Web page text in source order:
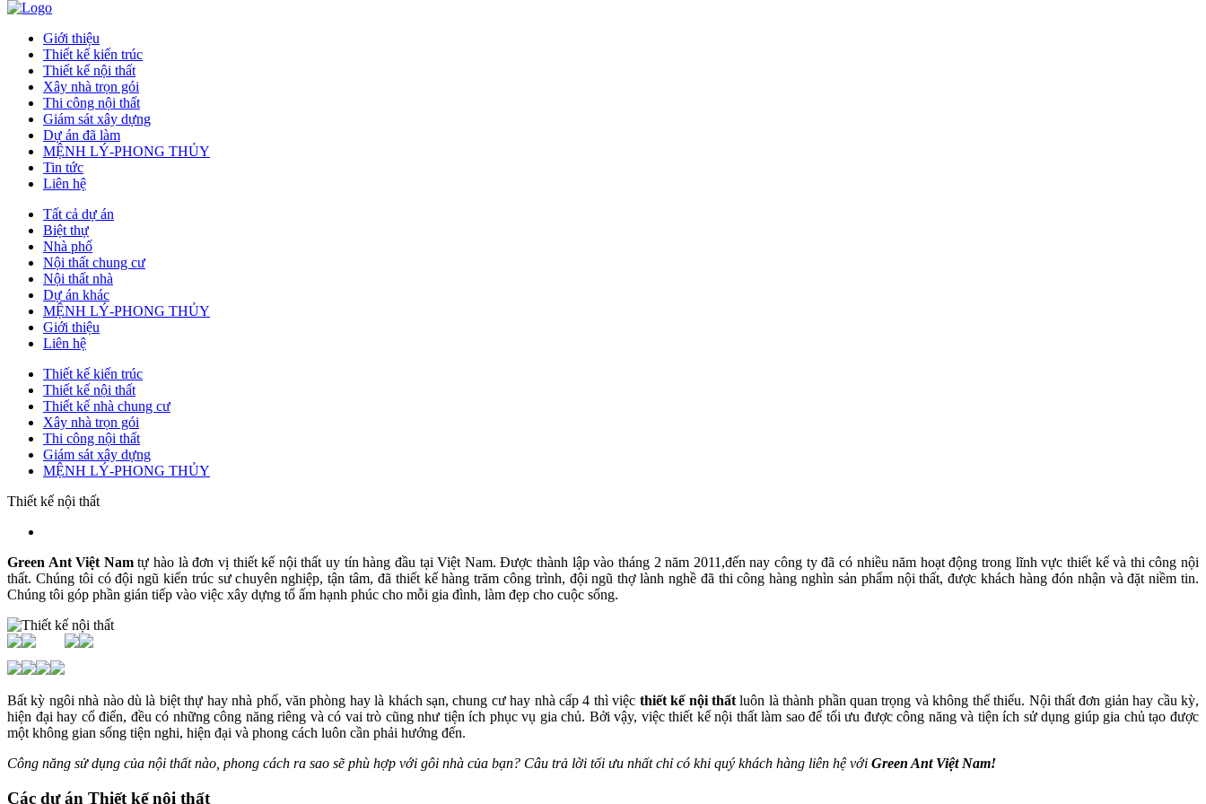
Giới thiệu
Thiết kế kiến trúc
Thiết kế nội thất
Xây nhà trọn gói
Thi công nội thất
Giám sát xây dựng
Dự án đã làm
MỆNH LÝ-PHONG THỦY
Tin tức
Liên hệ
Tất cả dự án
Biệt thự
Nhà phố
Nội thất chung cư
Nội thất nhà
Dự án khác
MỆNH LÝ-PHONG THỦY
Giới thiệu
Liên hệ
Thiết kế kiến trúc
Thiết kế nội thất
Thiết kế nhà chung cư
Xây nhà trọn gói
Thi công nội thất
Giám sát xây dựng
MỆNH LÝ-PHONG THỦY
Thiết kế nội thất
Green Ant Việt Namtự hào là đơn vị thiết kế nội thất uy tín hàng đầu tại Việt Nam. Được thành lập vào tháng 2 năm 2011,đến nay công ty đã có nhiều năm hoạt động trong lĩnh vực thiết kế và thi công nội
thất. Chúng tôi có đội ngũ kiến trúc sư chuyên nghiệp, tận tâm, đã thiết kế hàng trăm công trình, đội ngũ thợ lành nghề đã thi công hàng nghìn sản phẩm nội thất, được khách hàng đón nhận và đặt niềm tin.
Chúng tôi góp phần gián tiếp vào việc xây dựng tổ ấm hạnh phúc cho mỗi gia đình, làm đẹp cho cuộc sống.
Bất kỳ ngôi nhà nào dù là biệt thự hay nhà phố, văn phòng hay là khách sạn, chung cư hay nhà cấp 4 thì việc thiết kế nội thất luôn là thành phần quan trọng và không thể thiếu. Nội thất đơn giản hay cầu kỳ,
hiện đại hay cổ điển, đều có những công năng riêng và có vai trò cũng như tiện ích phục vụ gia chủ. Bởi vậy, việc thiết kế nội thất làm sao để tối ưu được công năng và tiện ích sử dụng giúp gia chủ tạo được
một không gian sống tiện nghi, hiện đại và phong cách luôn cần phải hướng đến.
Công năng sử dụng của nội thất nào, phong cách ra sao sẽ phù hợp với gôi nhà của bạn? Câu trả lời tối ưu nhất chỉ có khi quý khách hàng liên hệ với Green Ant Việt Nam!
Các dự án Thiết kế nội thất